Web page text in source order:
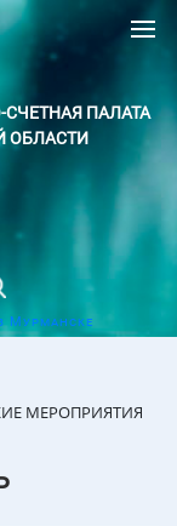
ПАЛАТА
ОБЛАСТИ
Мурманске
МЕРОПРИЯТИЯ